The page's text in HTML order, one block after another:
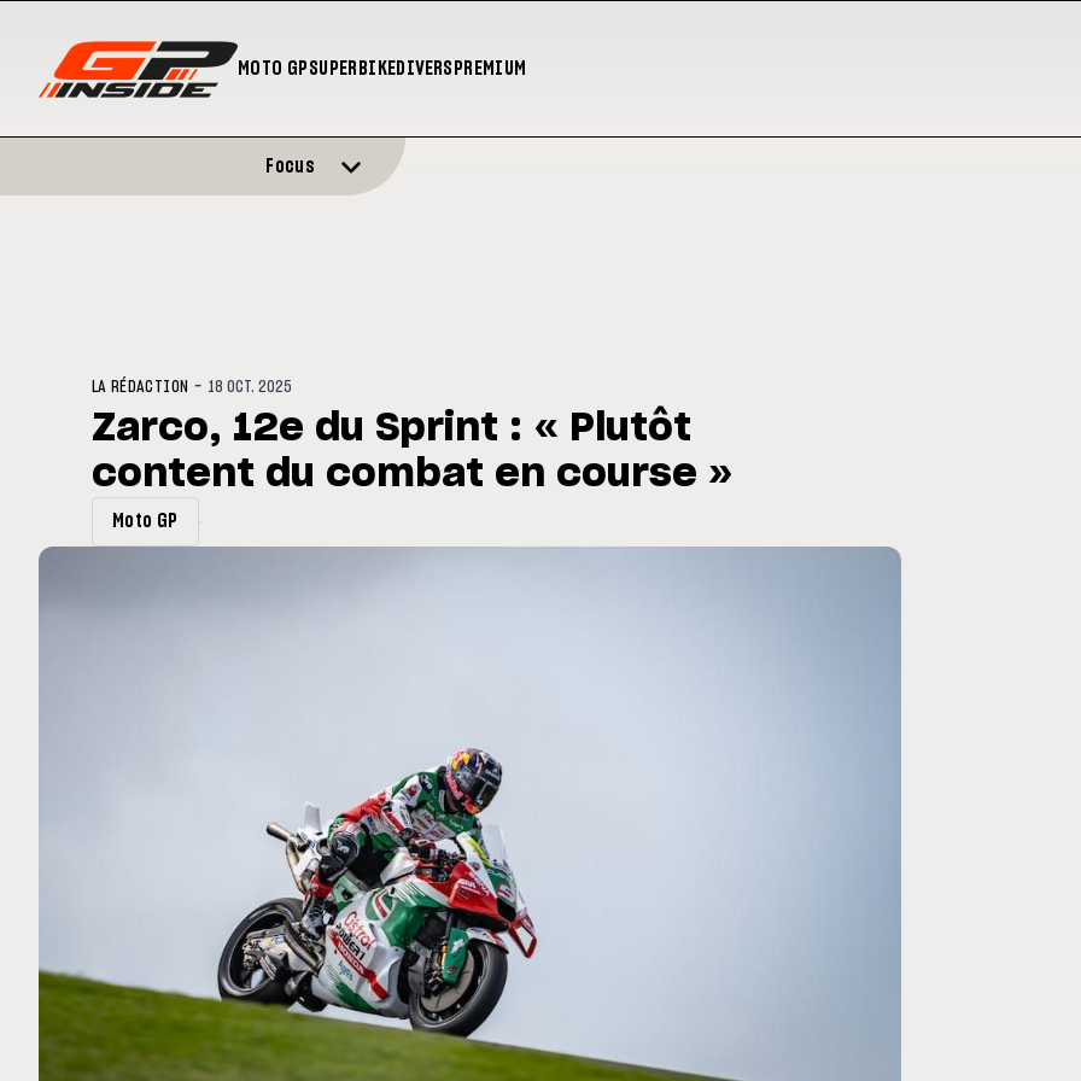
MOTO GPSUPERBIKEDIVERS PREMIUM
Zarco évite l'opération et vise un
Focus
LA RÉDACTION - 18 OCT. 2025
Zarco, 12e du Sprint : « Plutôt
content du combat en course »
Moto GP